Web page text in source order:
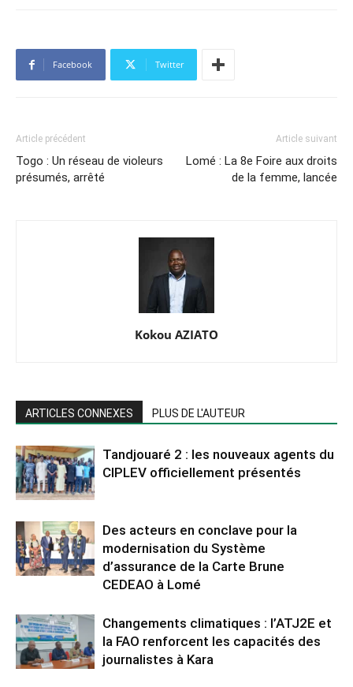
Facebook Twitter
Article précédent
Togo : Un réseau de violeurs
présumés, arrêté
Article suivant
Lomé : La 8e Foire aux droits
de la femme, lancée
Kokou AZIATO
ARTICLES CONNEXES PLUS DE L'AUTEUR
Tandjouaré 2 : les nouveaux agents du
CIPLEV officiellement présentés
Des acteurs en conclave pour la
modernisation du Système
d’assurance de la Carte Brune
CEDEAO à Lomé
Changements climatiques : l’ATJ2E et
la FAO renforcent les capacités des
journalistes à Kara